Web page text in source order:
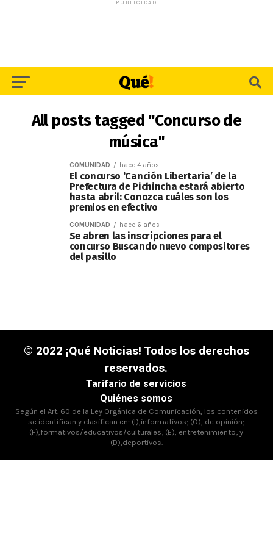
PUBLICIDAD
All posts tagged "Concurso de
música"
COMUNIDAD hace 4 años
El concurso ‘Canción Libertaria’ de la
Prefectura de Pichincha estará abierto
hasta abril: Conozca cuáles son los
premios en efectivo
COMUNIDAD hace 6 años
Se abren las inscripciones para el
concurso Buscando nuevo compositores
del pasillo
© 2022 ¡Qué Noticias! Todos los derechos
reservados.
Tarifario de servicios
Quiénes somos
Según el Art. 60 de la Ley Orgánica de Comunicación, los contenidos
se identifican y clasifican en: (I),informativos; (O), de opinión;
(F),formativos/educativos/culturales; (E), entretenimiento; y
(D),deportivos.